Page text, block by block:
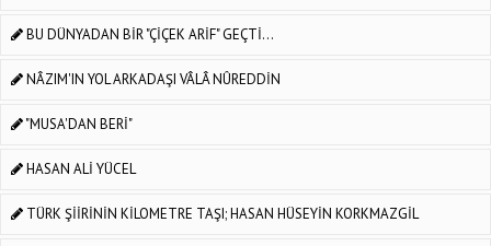
BU DÜNYADAN BİR "ÇİÇEK ARİF" GEÇTİ...
NÂZIM'IN YOL ARKADAŞI VÂLÂ NÛREDDİN
"MUSA'DAN BERİ"
HASAN ALİ YÜCEL
TÜRK ŞİİRİNİN KİLOMETRE TAŞI; HASAN HÜSEYİN KORKMAZGİL